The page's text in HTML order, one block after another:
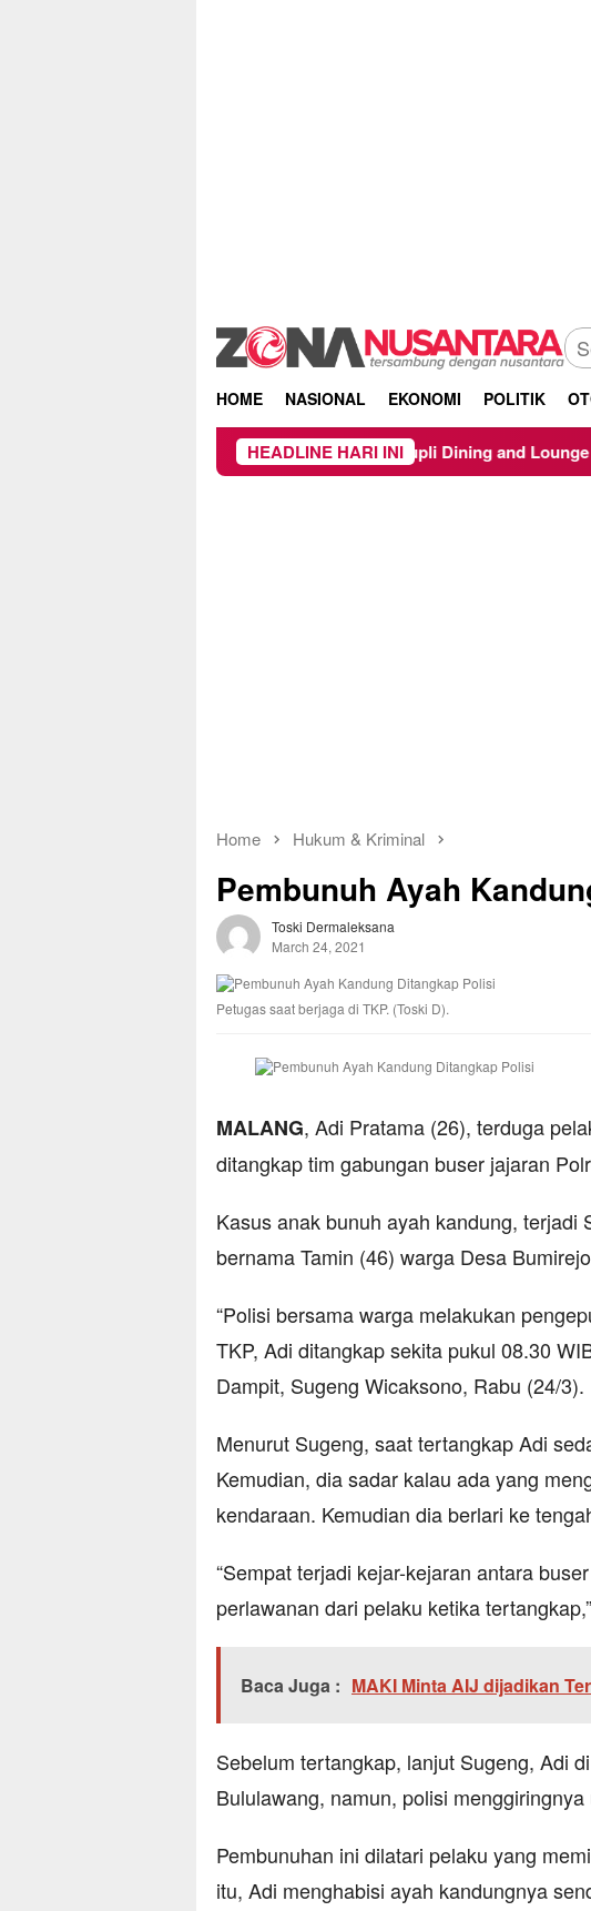
HOME NASIONAL EKONOMI POLITIK
HEADLINE HARI INI
Owner Dupli Dining and Lounge Chandra
Home Hukum & Kriminal
Pembunuh Ayah
Toski Dermaleksana
March 24, 2021
Petugas saat berjaga di TKP. (Toski D).
MALANG, Adi Pratama (26), terduga
ditangkap tim gabungan buser jajaran
Kasus anak bunuh ayah kandung, terjadi
bernama Tamin (46) warga Desa
“Polisi bersama warga melakukan
TKP, Adi ditangkap sekita pukul 08.30
Dampit, Sugeng Wicaksono, Rabu (24/3).
Menurut Sugeng, saat tertangkap Adi
Kemudian, dia sadar kalau ada yang
kendaraan. Kemudian dia berlari ke
“Sempat terjadi kejar-kejaran antara
perlawanan dari pelaku ketika
Baca Juga : MAKI Minta AIJ dijadikan
Sebelum tertangkap, lanjut Sugeng, Adi
Bululawang, namun, polisi
Pembunuhan ini dilatari pelaku yang
itu, Adi menghabisi ayah kandungnya